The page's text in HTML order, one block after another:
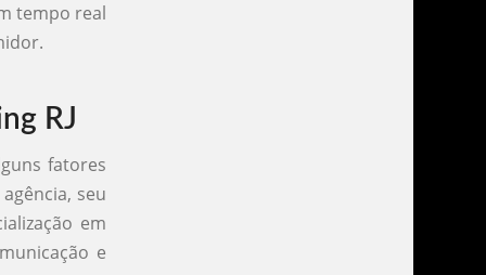
tempo real
RJ
fatores
seu
em
e